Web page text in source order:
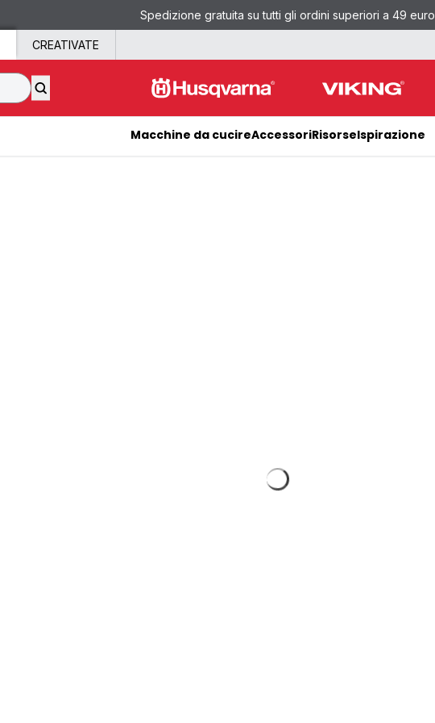
Spedizione gratuita su tutti gli ordini superiori a 49 euro
CREATIVATE
Macchine da cucireAccessoriRisorseIspirazione